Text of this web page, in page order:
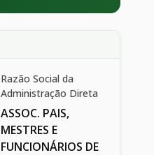
Razão Social da
Administração Direta
ASSOC. PAIS,
MESTRES E
FUNCIONÁRIOS DE